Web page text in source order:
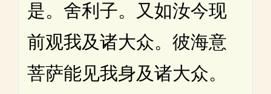
是。舍利子。又如汝今现
前观我及诸大众。彼海意
菩萨能见我身及诸大众。